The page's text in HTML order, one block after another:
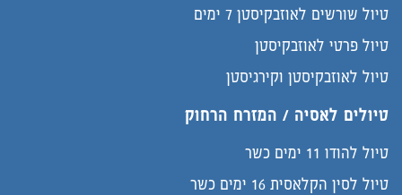
טיול שורשים לאוזבקיסטן 7 ימים
טיול פרטי לאוזבקיסטן
טיול לאוזבקיסטן וקירגיסטן
טיולים לאסיה / המזרח הרחוק
טיול להודו 11 ימים כשר
טיול לסין הקלאסית 16 ימים כשר